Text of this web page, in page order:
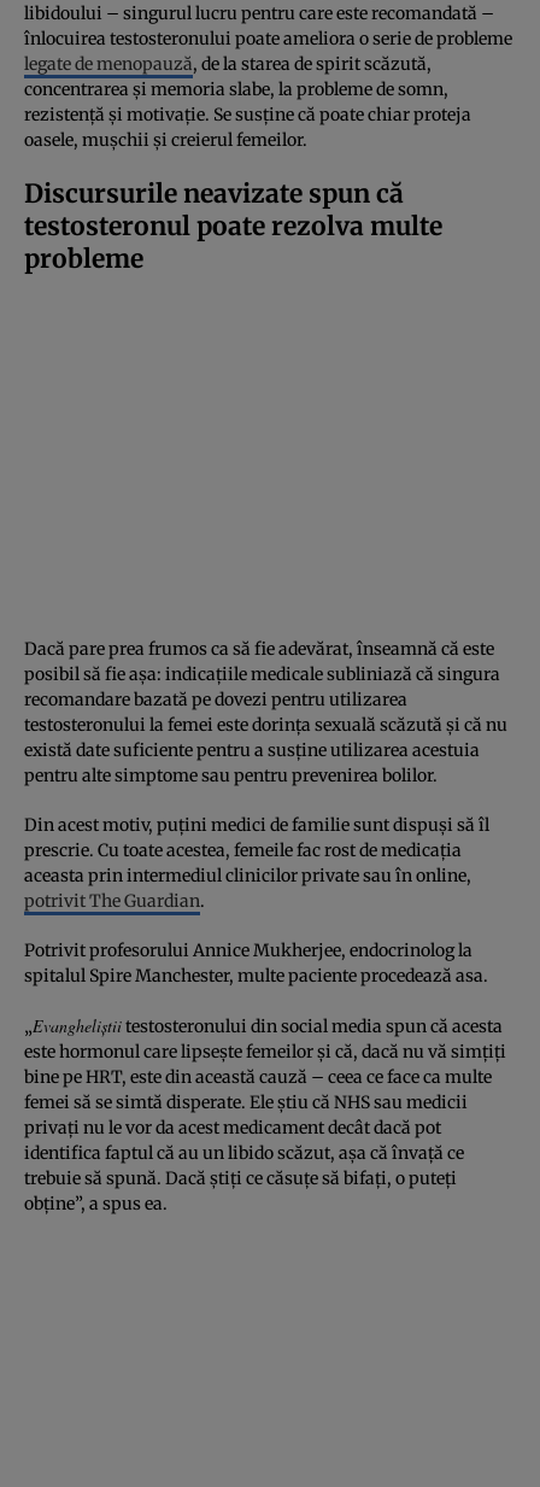
libidoului – singurul lucru pentru care este recomandată –
înlocuirea testosteronului poate ameliora o serie de probleme
legate de menopauză, de la starea de spirit scăzută,
concentrarea și memoria slabe, la probleme de somn,
rezistență și motivație. Se susține că poate chiar proteja
oasele, mușchii și creierul femeilor.
Discursurile neavizate spun că
testosteronul poate rezolva multe
probleme
Dacă pare prea frumos ca să fie adevărat, înseamnă că este
posibil să fie așa: indicațiile medicale subliniază că singura
recomandare bazată pe dovezi pentru utilizarea
testosteronului la femei este dorința sexuală scăzută și că nu
există date suficiente pentru a susține utilizarea acestuia
pentru alte simptome sau pentru prevenirea bolilor.
Din acest motiv, puțini medici de familie sunt dispuși să îl
prescrie. Cu toate acestea, femeile fac rost de medicația
aceasta prin intermediul clinicilor private sau în online,
potrivit The Guardian.
Potrivit profesorului Annice Mukherjee, endocrinolog la
spitalul Spire Manchester, multe paciente procedează asa.
„Evangheliștiitestosteronului din social media spun că acesta
este hormonul care lipsește femeilor și că, dacă nu vă simțiți
bine pe HRT, este din această cauză – ceea ce face ca multe
femei să se simtă disperate. Ele știu că NHS sau medicii
privați nu le vor da acest medicament decât dacă pot
identifica faptul că au un libido scăzut, așa că învață ce
trebuie să spună. Dacă știți ce căsuțe să bifați, o puteți
obține”, a spus ea.